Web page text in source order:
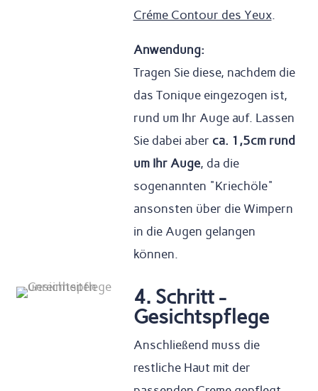
Créme Contour des Yeux.
Anwendung:
Tragen Sie diese, nachdem die
das Tonique eingezogen ist,
rund um Ihr Auge auf. Lassen
Sie dabei aber ca. 1,5cm rund
um Ihr Auge, da die
sogenannten "Kriechöle"
ansonsten über die Wimpern
in die Augen gelangen
können.
4. Schritt -
Gesichtspflege
Anschließend muss die
restliche Haut mit der